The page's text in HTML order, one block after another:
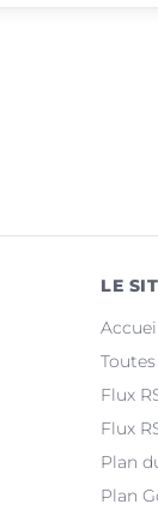
l'HéraultLE
Flux
Flux
Plan
Plan